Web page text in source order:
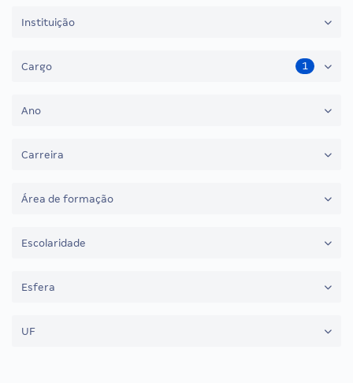
Instituição
Cargo 1
Ano
Carreira
Área de formação
Escolaridade
Esfera
UF